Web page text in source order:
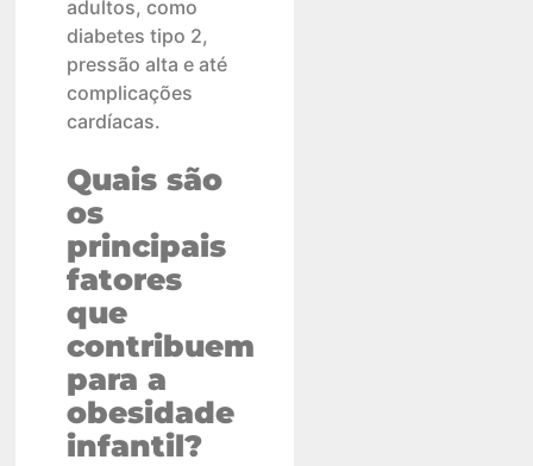
adultos, como
diabetes tipo 2,
pressão alta e até
complicações
cardíacas.
Quais são
os
principais
fatores
que
contribuem
para a
obesidade
infantil?